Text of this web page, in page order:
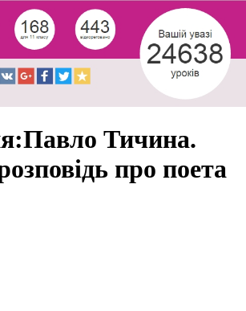
Тичина.
про поета